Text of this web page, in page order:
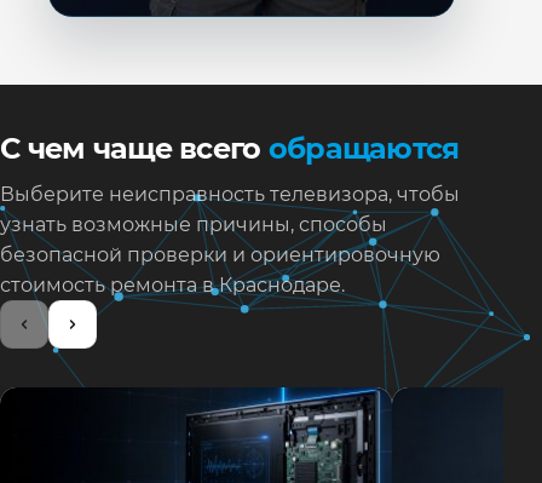
С чем чаще всего обращаются
Выберите неисправность телевизора, чтобы
узнать возможные причины, способы
безопасной проверки и ориентировочную
стоимость ремонта в Краснодаре.